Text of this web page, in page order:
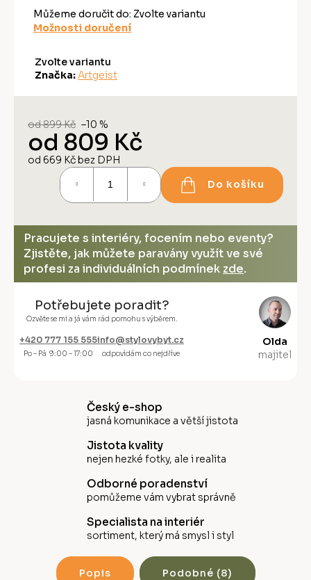
Můžeme doručit do: Zvolte variantu
Možnosti doručení
Zvolte variantu
Značka: Artgeist
od 899 Kč –10 %
od 809 Kč
od 669 Kčbez DPH
Do košíku
Pracujete s interiéry, focením nebo eventy?
Zjistěte, jak můžete paravány využít ve své
profesi za individuálních podmínek zde.
Potřebujete poradit?
Ozvěte se mi a já vám rád pomohu s výběrem.
+420 777 155 555
Po – Pá 9:00 – 17:00
info@stylovybyt.cz
odpovídám co nejdříve
Olda
majitel
Český e-shop
jasná komunikace a větší jistota
Jistota kvality
nejen hezké fotky, ale i realita
Odborné poradenství
pomůžeme vám vybrat správně
Specialista na interiér
sortiment, který má smysl i styl
Popis Podobné (8)